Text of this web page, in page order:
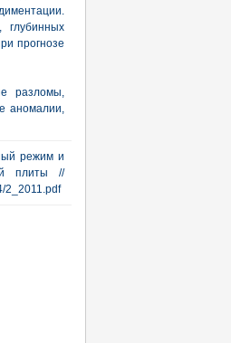
прогнозе
разломы,
аномалии,
режим и
плиты //
2_2011.pdf